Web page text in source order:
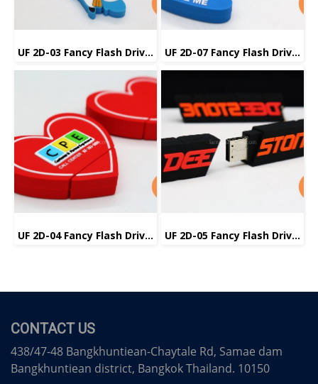
UF 2D-03 Fancy Flash Drive แฟลชไดร์ฟ แฟนซี UF 2D-07 Fancy Flash Drive แฟลชไดร์ฟ แฟนซี
UF 2D-04 Fancy Flash Drive แฟลชไดร์ฟ แฟนซี UF 2D-05 Fancy Flash Drive แฟลชไดร์ฟ แฟนซี
CONTACT US
438/47-48 Bangkhuntiean-Chaytale Rd, Samae dam
Bangkhuntiean district, Bangkok Thailand. 10150